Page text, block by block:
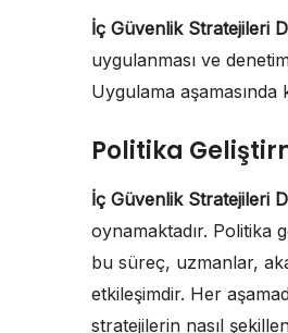
İç Güvenlik Stratejileri
uygulanması ve
Uygulama
Politika
İç Güvenlik Stratejileri
oynamaktadır. Politika
bu süreç, uzmanlar,
etkileşimdir. Her
stratejilerin nasıl